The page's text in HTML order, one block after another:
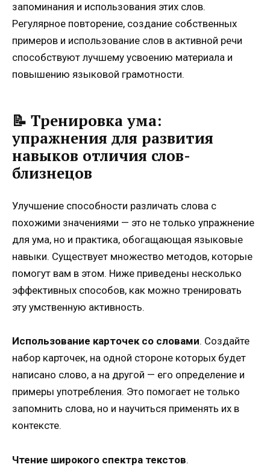
запоминания и использования этих слов.
Регулярное повторение, создание собственных
примеров и использование слов в активной речи
способствуют лучшему усвоению материала и
повышению языковой грамотности.
📝 Тренировка ума:
упражнения для развития
навыков отличия слов-
близнецов
Улучшение способности различать слова с
похожими значениями — это не только упражнение
для ума, но и практика, обогащающая языковые
навыки. Существует множество методов, которые
помогут вам в этом. Ниже приведены несколько
эффективных способов, как можно тренировать
эту умственную активность.
Использование карточек со словами. Создайте
набор карточек, на одной стороне которых будет
написано слово, а на другой — его определение и
примеры употребления. Это помогает не только
запомнить слова, но и научиться применять их в
контексте.
Чтение широкого спектра текстов.